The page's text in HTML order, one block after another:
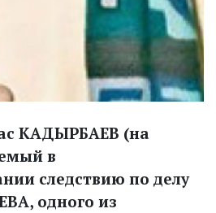
КАДЫРБАЕВ (на
в
следствию по делу
одного из